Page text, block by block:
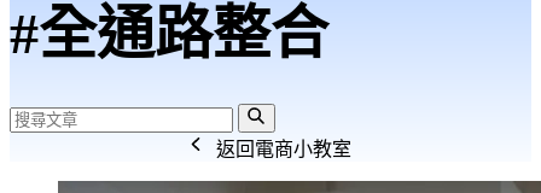
#全通路整合
返回電商小教室